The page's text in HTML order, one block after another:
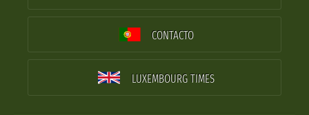
CONTACTO
LUXEMBOURG TIMES